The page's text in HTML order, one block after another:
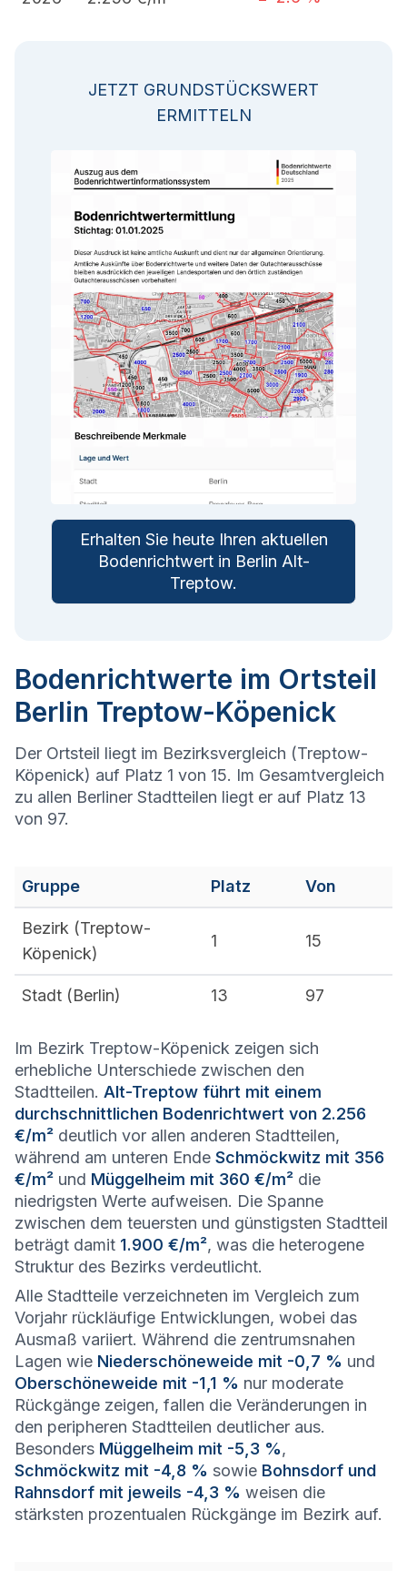
JETZT GRUNDSTÜCKSWERT
ERMITTELN
Erhalten Sie heute Ihren aktuellen
Bodenrichtwert in Berlin Alt-
Treptow.
Bodenrichtwerte im Ortsteil
Berlin Treptow-Köpenick
Der Ortsteil liegt im Bezirksvergleich (Treptow-
Köpenick) auf Platz 1 von 15. Im Gesamtvergleich
zu allen Berliner Stadtteilen liegt er auf Platz 13
von 97.
Gruppe Platz Von
Bezirk (Treptow-
Köpenick)
1 15
Stadt (Berlin) 13 97
Im Bezirk Treptow-Köpenick zeigen sich
erhebliche Unterschiede zwischen den
Stadtteilen. Alt-Treptow führt mit einem
durchschnittlichen Bodenrichtwert von 2.256
€/m² deutlich vor allen anderen Stadtteilen,
während am unteren Ende Schmöckwitz mit 356
€/m² und Müggelheim mit 360 €/m² die
niedrigsten Werte aufweisen. Die Spanne
zwischen dem teuersten und günstigsten Stadtteil
beträgt damit 1.900 €/m², was die heterogene
Struktur des Bezirks verdeutlicht.
Alle Stadtteile verzeichneten im Vergleich zum
Vorjahr rückläufige Entwicklungen, wobei das
Ausmaß variiert. Während die zentrumsnahen
Lagen wie Niederschöneweide mit -0,7 % und
Oberschöneweide mit -1,1 % nur moderate
Rückgänge zeigen, fallen die Veränderungen in
den peripheren Stadtteilen deutlicher aus.
Besonders Müggelheim mit -5,3 %,
Schmöckwitz mit -4,8 % sowie Bohnsdorf und
Rahnsdorf mit jeweils -4,3 % weisen die
stärksten prozentualen Rückgänge im Bezirk auf.